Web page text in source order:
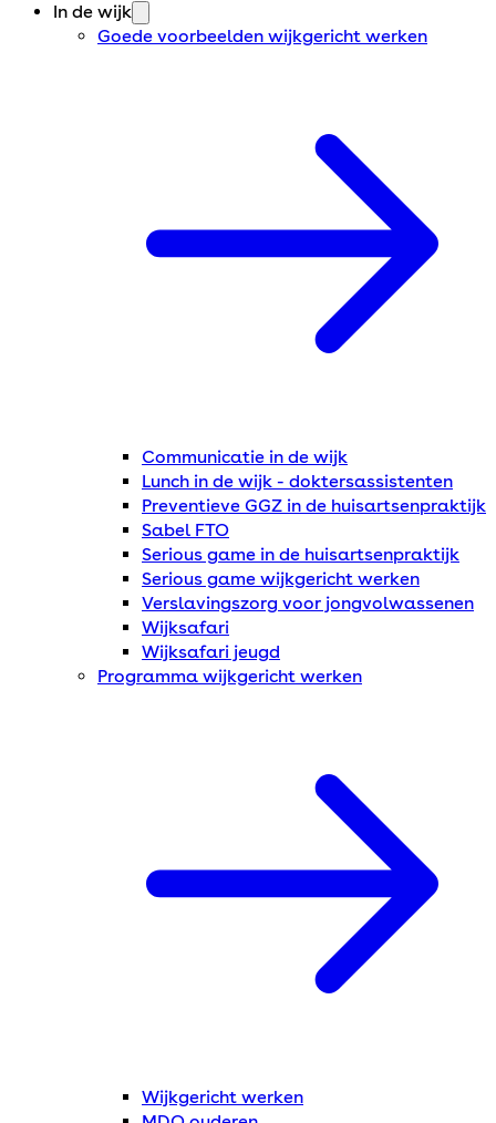
In de wijk
Goede voorbeelden wijkgericht werken
Communicatie in de wijk
Lunch in de wijk - doktersassistenten
Preventieve GGZ in de huisartsenpraktijk
Sabel FTO
Serious game in de huisartsenpraktijk
Serious game wijkgericht werken
Verslavingszorg voor jongvolwassenen
Wijksafari
Wijksafari jeugd
Programma wijkgericht werken
Wijkgericht werken